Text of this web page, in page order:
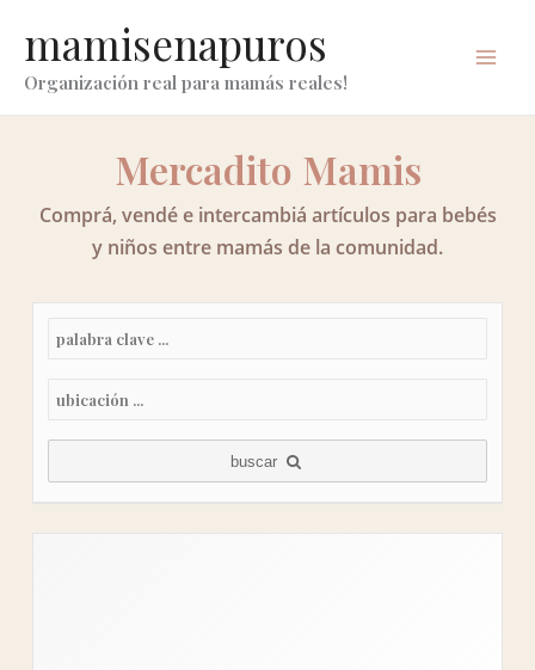
contenido
mamisenapuros
Organización real para mamás reales!
Mercadito Mamis
Comprá, vendé e intercambiá artículos para bebés
y niños entre mamás de la comunidad.
buscar